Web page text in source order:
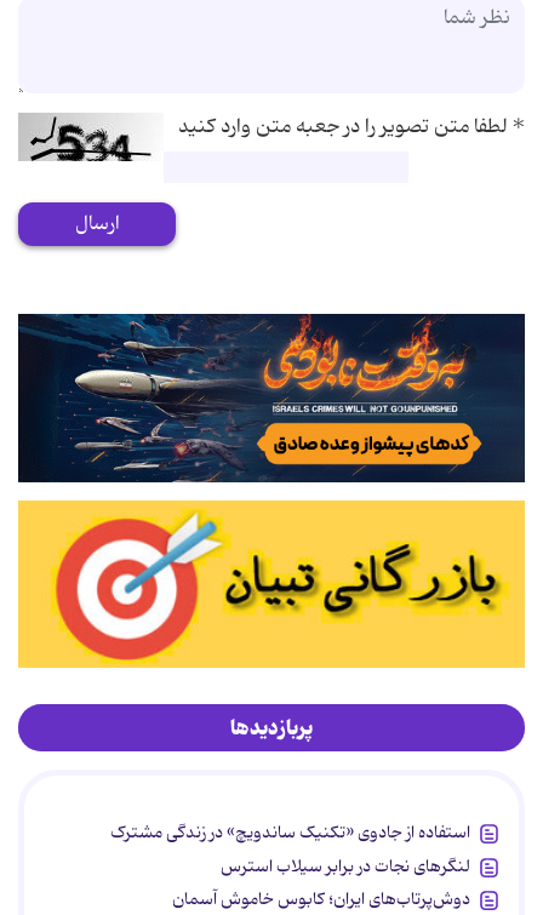
*لطفا متن تصویر را در جعبه متن وارد کنید
ارسال
پربازدیدها
استفاده از جادوی «تکنیک ساندویچ» در زندگی مشترک
لنگرهای نجات در برابر سیلاب استرس
دوش‌پرتاب‌های ایران؛ کابوس خاموش آسمان